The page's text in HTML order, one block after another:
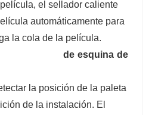
el sellador caliente
automáticamente para
la cola de la película.
esquina de
la posición de la paleta
de la instalación. El